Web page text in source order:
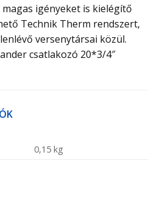
igényeket is kielégítő
Technik Therm rendszert,
versenytársai közül.
csatlakozó 20*3/4″
0,15 kg